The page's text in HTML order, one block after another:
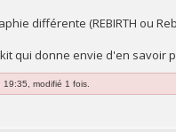
différente (REBIRTH ou
qui donne envie d'en savoir
modifié 1 fois.